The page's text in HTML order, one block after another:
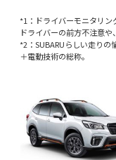
*1：ドライバーモニタリン
ドライバーの前方不注意や
*2：SUBARUらしい走り
＋電動技術の総称。